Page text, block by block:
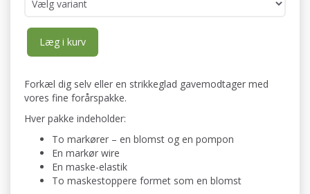
Læg i kurv
Forkæl dig selv eller en strikkeglad gavemodtager med
vores fine forårspakke.
Hver pakke indeholder:
To markører – en blomst og en pompon
En markør wire
En maske-elastik
To maskestoppere formet som en blomst